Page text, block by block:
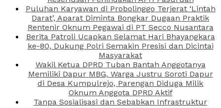
Puluhan Karyawan di Probolinggo Terjerat ‘Lintah
Darat’, Aparat Diminta Bongkar Dugaan Praktik
Rentenir Oknum Pegawai di PT Secco Nusantara
Berita Patroli Ucapkan Selamat Hari Bhayangkara
ke-80, Dukung Polri Semakin Presisi dan Dicintai
Masyarakat
Wakil Ketua DPRD Tuban Bantah Anggotanya
Memiliki Dapur MBG, Warga Justru Soroti Dapur
di Desa Kumpulrejo, Parengan Diduga Milik
Oknum Anggota DPRD Aktif
Tanpa Sosialisasi dan Sebabkan Infrastruktur